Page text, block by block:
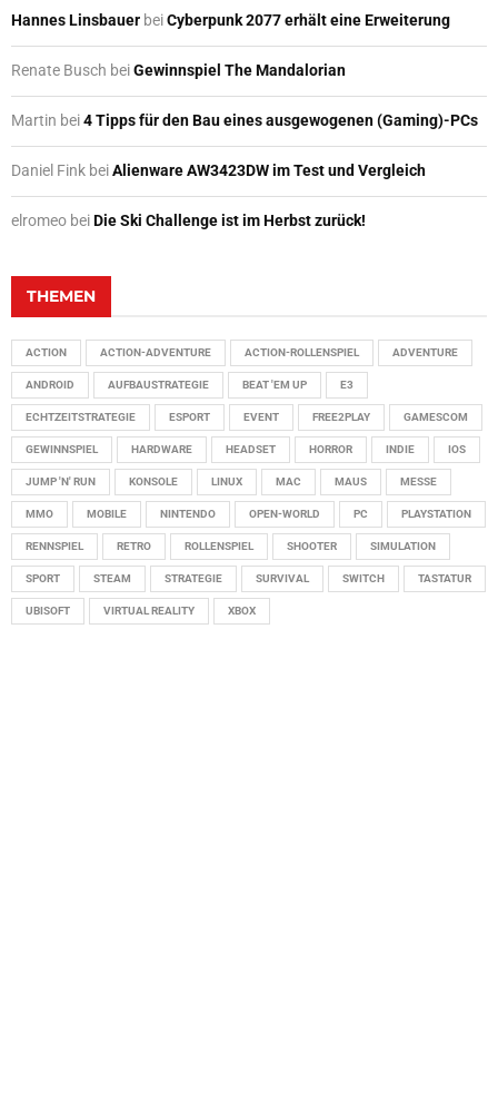
Hannes Linsbauer beiCyberpunk 2077 erhält eine Erweiterung
Renate Busch beiGewinnspiel The Mandalorian
Martin bei4 Tipps für den Bau eines ausgewogenen (Gaming)-PCs
Daniel Fink beiAlienware AW3423DW im Test und Vergleich
elromeo beiDie Ski Challenge ist im Herbst zurück!
THEMEN
ACTION ACTION-ADVENTURE ACTION-ROLLENSPIEL ADVENTURE
ANDROID AUFBAUSTRATEGIE BEAT 'EM UP E3
ECHTZEITSTRATEGIE ESPORT EVENT FREE2PLAY GAMESCOM
GEWINNSPIEL HARDWARE HEADSET HORROR INDIE IOS
JUMP 'N' RUN KONSOLE LINUX MAC MAUS MESSE
MMO MOBILE NINTENDO OPEN-WORLD PC PLAYSTATION
RENNSPIEL RETRO ROLLENSPIEL SHOOTER SIMULATION
SPORT STEAM STRATEGIE SURVIVAL SWITCH TASTATUR
UBISOFT VIRTUAL REALITY XBOX